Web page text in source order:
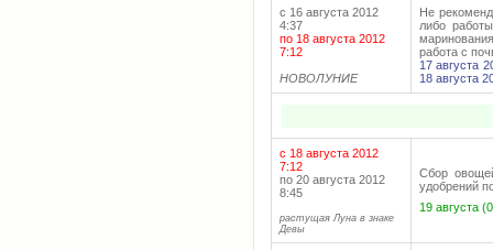
с 16 августа 2012
4:37
по 18 августа 2012
7:12
НОВОЛУНИЕ
Не
либо
работа с
17 августа
18 августа
с 18 августа 2012
7:12
по 20 августа 2012
8:45
растущая Луна в знаке
Девы
Сбор
удобрений
19 августа